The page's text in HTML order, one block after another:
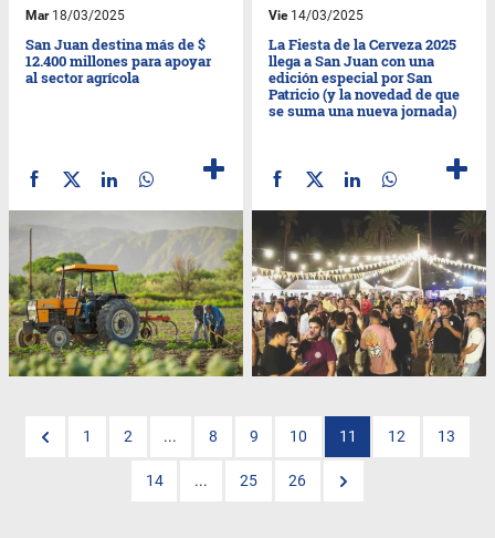
Mar18/03/2025
San Juan destina más de $
12.400 millones para apoyar
al sector agrícola
Vie14/03/2025
La Fiesta de la Cerveza 2025
llega a San Juan con una
edición especial por San
Patricio (y la novedad de que
se suma una nueva jornada)
1 2 ... 8 9 10 11 12 13
14 ... 25 26